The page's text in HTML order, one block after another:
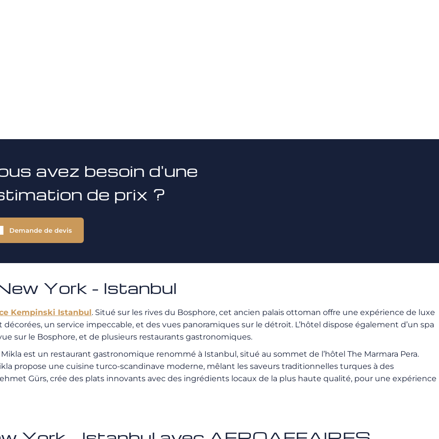
avez besoin d'une
de prix ?
Demande de devis
York - Istanbul
Kempinski Istanbul. Situé sur les rives du Bosphore, cet ancien palais ottoman offre une expérience de luxe
un service impeccable, et des vues panoramiques sur le détroit. L’hôtel dispose également d’un spa
sur le Bosphore, et de plusieurs restaurants gastronomiques.
Mikla est un restaurant gastronomique renommé à Istanbul, situé au sommet de l’hôtel The Marmara Pera.
propose une cuisine turco-scandinave moderne, mêlant les saveurs traditionnelles turques à des
Gürs, crée des plats innovants avec des ingrédients locaux de la plus haute qualité, pour une expérience